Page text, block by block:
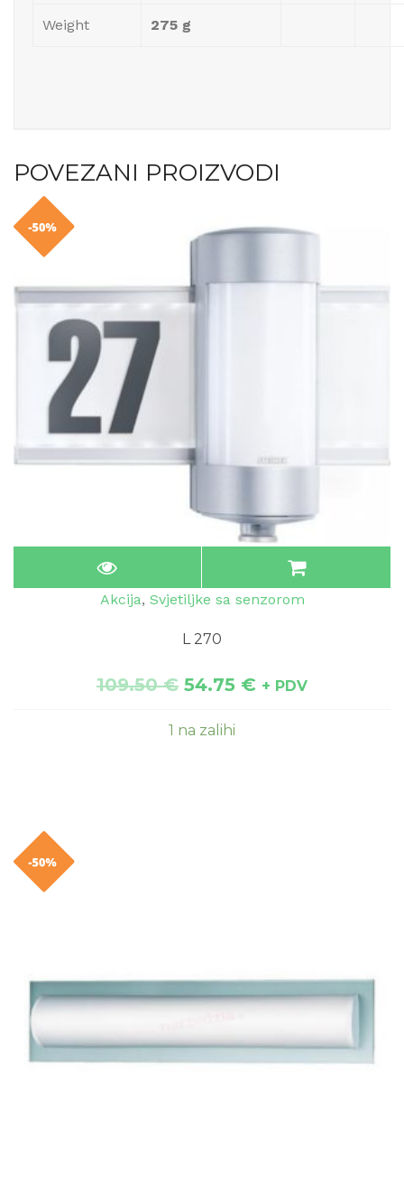
Weight 275 g
POVEZANI PROIZVODI
Akcija, Svjetiljke sa senzorom
L 270
109.50€ 54.75 € + PDV
1 na zalihi